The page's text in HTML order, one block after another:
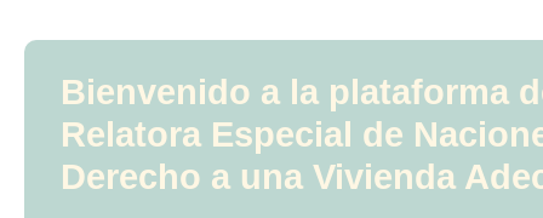
Bienvenido a la plataforma
Relatora Especial de
Derecho a una Vivienda